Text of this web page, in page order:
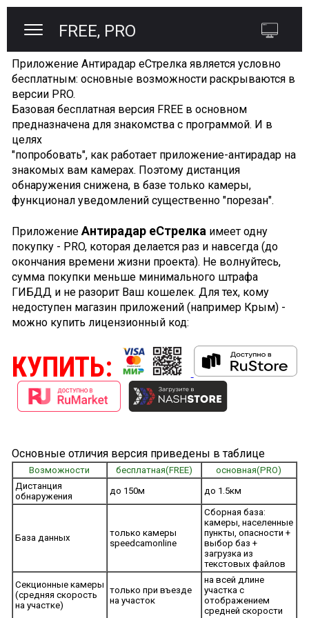
FREE, PRO
Приложение Антирадар еСтрелка является условно
бесплатным: основные возможности раскрываются в
версии PRO.
Базовая бесплатная версия FREE в основном
предназначена для знакомства с программой. И в
целях
"попробовать", как работает приложение-антирадар на
знакомых вам камерах. Поэтому дистанция
обнаружения снижена, в базе только камеры,
функционал уведомлений существенно "порезан".
Приложение Антирадар еСтрелка имеет одну
покупку - PRO, которая делается раз и навсегда (до
окончания времени жизни проекта). Не волнуйтесь,
сумма покупки меньше минимального штрафа
ГИБДД и не разорит Ваш кошелек. Для тех, кому
недоступен магазин приложений (например Крым) -
можно купить лицензионный код:
КУПИТЬ:
Основные отличия версия приведены в таблице
Возможности бесплатная(FREE)
основная(PRO)
Дистанция
обнаружения
до 150м до 1.5км
База данных
только камеры
speedcamonline
Сборная база:
камеры, населенные
пункты, опасности +
выбор баз +
загрузка из
текстовых файлов
Секционные камеры
(средняя скорость
на участке)
только при въезде
на участок
на всей длине
участка с
отображением
средней скорости